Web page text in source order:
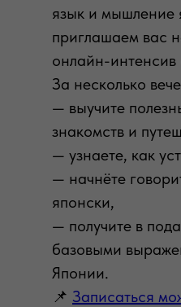
язык и мышление
приглашаем вас
онлайн-
За несколько
— выучите
знакомств и
— узнаете, как
— начнёте
японски,
— получите в
базовыми
Японии.
📌 Записаться